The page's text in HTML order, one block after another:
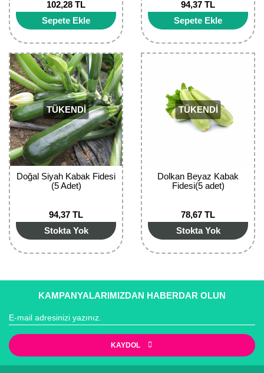
102,28 TL
Sepete Ekle
94,37 TL
Sepete Ekle
TÜKENDİ
Doğal Siyah Kabak Fidesi
(5 Adet)
94,37 TL
Stokta Yok
TÜKENDİ
Dolkan Beyaz Kabak
Fidesi(5 adet)
78,67 TL
Stokta Yok
KAMPANYALARIMIZDAN HABERDAR OLUN
KAYDOL
Bektaşi Üzümü Fidanı
Böğürtlen Fidanı
Ceviz Fidanı
Dut Fidanı
Elma Fidanı
Erik Fidanı
Feijoa Fidanı
Fidan Anaçları ve Aşı Kalemleri
Fındık Fidanı
Frenk Üzümü Fidanı
Goji Berry Fidanı
Hünnap Fidanı
Kapari Gebre Otu Fidanı
Nostaljik Güller
Peyzaj Gülleri
Sarmaşık(Çardak) Gül Fidanları
Ters Lale Soğanı
Yılbaşı Gülü Çiçeği
Zambak Soğanı